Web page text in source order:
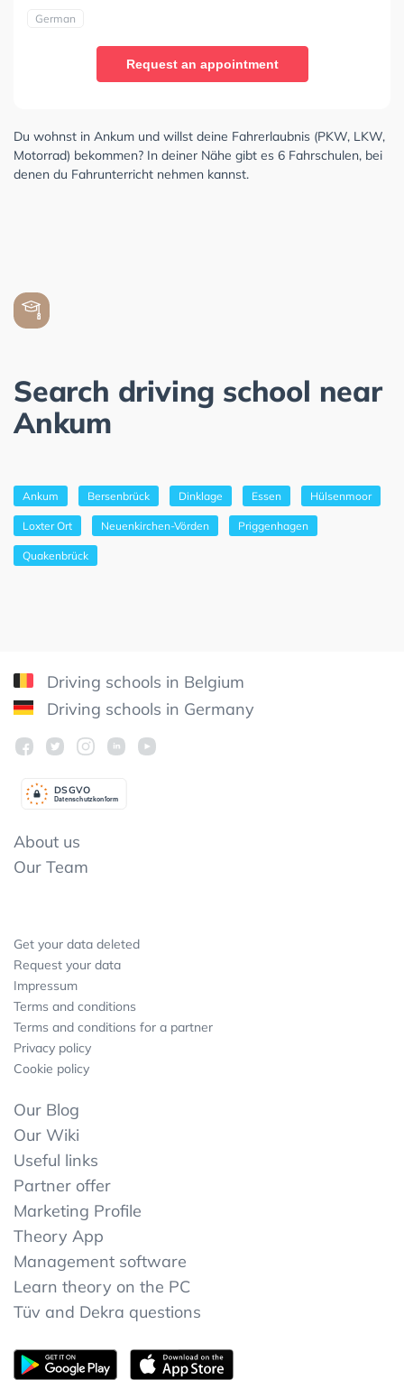
German
Request an appointment
Du wohnst in Ankum und willst deine Fahrerlaubnis (PKW, LKW,
Motorrad) bekommen? In deiner Nähe gibt es 6 Fahrschulen, bei
denen du Fahrunterricht nehmen kannst.
Search driving school near
Ankum
Ankum Bersenbrück Dinklage Essen Hülsenmoor
Loxter Ort Neuenkirchen-Vörden Priggenhagen
Quakenbrück
Driving schools in Belgium
Driving schools in Germany
Datenschutzkonform
DSGVO
About us
Our Team
Get your data deleted
Request your data
Impressum
Terms and conditions
Terms and conditions for a partner
Privacy policy
Cookie policy
Our Blog
Our Wiki
Useful links
Partner offer
Marketing Profile
Theory App
Management software
Learn theory on the PC
Tüv and Dekra questions